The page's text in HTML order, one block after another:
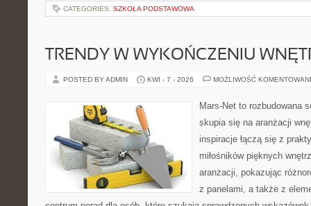
CATEGORIES: SZKOŁA PODSTAWOWA
TRENDY W WYKOŃCZENIU
POSTED BY ADMIN KWI - 7 - 2026 MOŻLIWOŚĆ
Mars-Net to rozbudowana
skupia się na aranżacji
inspiracje łączą się z
miłośników pięknych
aranżacji, pokazując
z panelami, a także z